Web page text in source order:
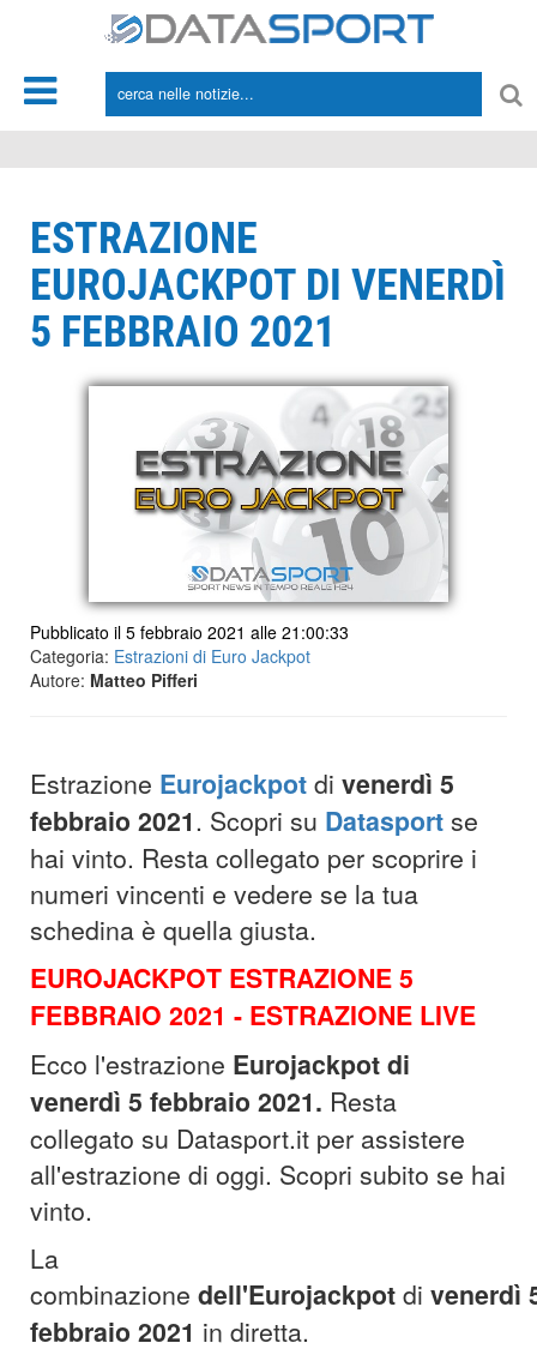
ESTRAZIONE
EUROJACKPOT DI VENERDÌ
5 FEBBRAIO 2021
Pubblicato il 5 febbraio 2021 alle 21:00:33
Categoria: Estrazioni di Euro Jackpot
Autore: Matteo Pifferi
Estrazione Eurojackpot di venerdì 5
febbraio 2021. Scopri su Datasport se
hai vinto. Resta collegato per scoprire i
numeri vincenti e vedere se la tua
schedina è quella giusta.
EUROJACKPOT ESTRAZIONE 5
FEBBRAIO 2021 - ESTRAZIONE LIVE
Ecco l'estrazione Eurojackpot di
venerdì 5 febbraio 2021. Resta
collegato su Datasport.it per assistere
all'estrazione di oggi. Scopri subito se hai
vinto.
La
combinazione dell'Eurojackpot di venerdì
febbraio 2021 in diretta.